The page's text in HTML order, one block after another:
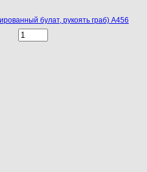
булат, рукоять граб) A456